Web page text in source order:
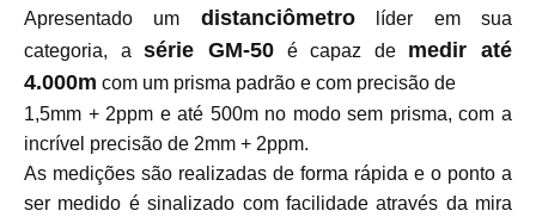
Apresentado um distanciômetrolíder em sua
categoria, asérie GM-50é capaz de medir até
4.000m com um prisma padrão e com precisão de
1,5mm + 2ppm e até 500m no modo sem prisma, com a
incrível precisão de 2mm + 2ppm.
As medições são realizadas de forma rápida e o ponto a
ser medido é sinalizado com facilidade através da mira